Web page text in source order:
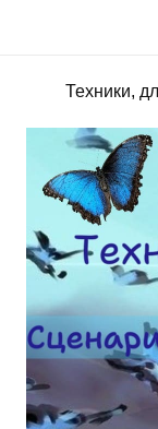
Техники,